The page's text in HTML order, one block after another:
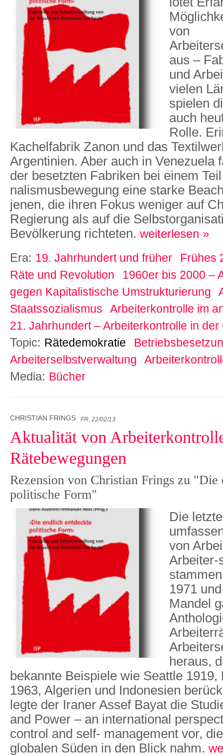
von
aus –
und
vielen
spielen
auch
Rolle.
Kachelfabrik Zanon und das
Argentinien. Aber auch in Venezuela
der besetzten Fabriken bei einem
nalismusbewegung eine starke
jenen, die ihren Fokus weniger auf
Regierung als auf die
Bevölkerung richteten. weiterlesen »
Era: 19. Jahrhundert und früher
Frühes
Räte und Revolution
1960er bis 2000 –
gegen Kapitalistische Umstrukturierung
Staatssozialismus
Arbeiterkontrolle im
21. Jahrhundert – Arbeiterkontrolle in der
Topic: Rätedemokratie
Arbeiterselbstverwaltung
Media: Bücher
CHRISTIAN FRINGS FR, 22/02/13
Aktualität von
Rätebewegungen
Rezension von Christian Frings zu "Die
politische Form"
Die
von
Arbeiter-
1971
Mandel
heraus,
bekannte Beispiele wie Seattle 1919,
1963, Algerien und Indonesien
legte der Iraner Assef Bayat die
and Power – an international
control and self- management vor,
globalen Süden in den Blick nahm.